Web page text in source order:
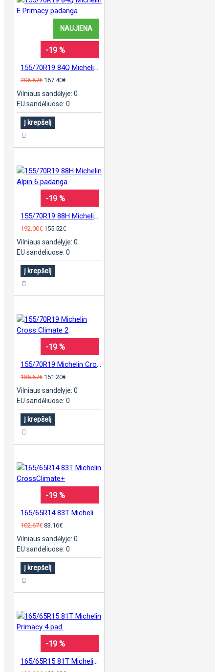
NAUJIENA
-19 %
206.67€ 167.40€
Vilniaus sandėlyje: 0
EU sandėliuose: 0
Į krepšelį
-19 %
192.00€ 155.52€
Vilniaus sandėlyje: 0
EU sandėliuose: 0
Į krepšelį
-19 %
186.67€ 151.20€
Vilniaus sandėlyje: 0
EU sandėliuose: 0
Į krepšelį
-19 %
102.67€ 83.16€
Vilniaus sandėlyje: 0
EU sandėliuose: 0
Į krepšelį
-19 %